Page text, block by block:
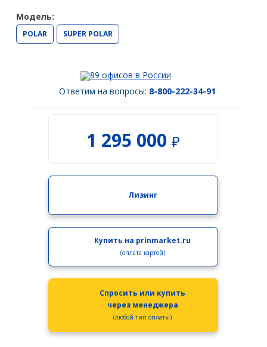
Модемы
Сталкер
Техно-АС
PrinCe
Spectra Precision
Модель:
POLAR SUPER POLAR
89 офисов в России
Ответим на вопросы: 8-800-222-34-91
1 295 000₽
Лизинг
Купить на prinmarket.ru
(оплата картой)
Спросить или купить
через менеджера
(любой тип оплаты)